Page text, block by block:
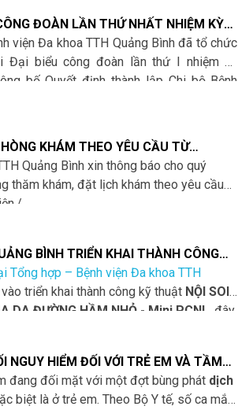
ung thưsẽ giúp phát hiện sớm căn bệnh
trị, phục hồi nhanh.
ĐOÀN LẦN THỨ NHẤT NHIỆM KỲ
BỐ QUYẾT ĐỊNH THÀNH LẬP CHI
TTH QUẢNG BÌNH
viện Đa khoa TTH Quảng Bình đã tổ chức
Đại biểu công đoàn lần thứ I nhiệm kỳ
bố Quyết định thành lập Chi bộ Bệnh
Bình. Tham dự đại hội có sự tham gia
KHÁM THEO YÊU CẦU TỪ
2024Quảng Bình xin thông báo cho quý
thăm khám, đặt lịch khám theo yêu cầu
.
BÌNH TRIỂN KHAI THÀNH CÔNG
QUA DA BẰNG ĐƯỜNG HẦM NHỎ MINI
TOÀN SỎI KÍCH THƯỚC LỚN
Tổng hợp – Bệnh viện Đa khoa TTH
triển khai thành công kỹ thuật NỘI SOI
DA ĐƯỜNG HẦM NHỎ - Mini PCNL
, đây
đại, đòi hỏi bác sĩ thực hiện có tay nghề
lý về sỏi thận, sỏi bể thận – niệu quản.
NGUY HIỂM ĐỐI VỚI TRẺ EM VÀ TẦM
VIỆC THĂM KHÁM KỊP THỜI
đang đối mặt với một đợt bùng phát dịch
biệt là ở trẻ em. Theo Bộ Y tế, số ca mắc